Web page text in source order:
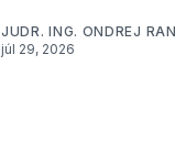
JUDR. ING. ONDREJ
júl 29, 2026